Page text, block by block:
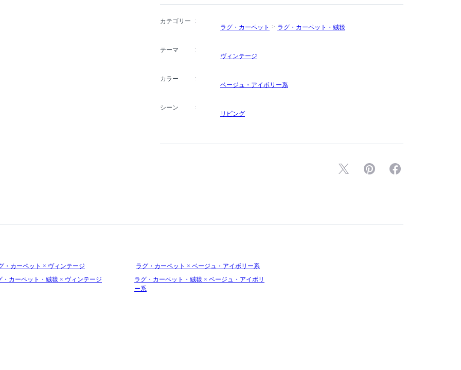
カテゴリー
ラグ・カーペット
ラグ・カーペット・絨毯
テーマ
ヴィンテージ
カラー
ベージュ・アイボリー系
シーン
リビング
・カーペット × ヴィンテージ
ラグ・カーペット × ベージュ・アイボリー系
・カーペット・絨毯 × ヴィンテージ
ラグ・カーペット・絨毯 × ベージュ・アイボリ
ー系